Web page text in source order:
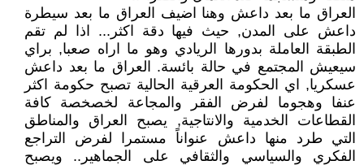
العراق ما بعد داعش وهنا اضيف العراق ما بعد سيطرة
داعش على المدن, حيث فيها دقة اكثر... اذا لم تقم
الطبقة العاملة بدورها الريادي وهو ما اراه صعبا, براي
سيعيش المجتمع في حالة بائسة. العراق ما بعد داعش
عسكريا, اي الحكومة العرقية الحالية تصبح حكومة اكثر
عنفا وهجوما لفرض الفقر والمجاعة لخصخصة كافة
القطاعات الخدمية والانتاجية, يصبح العراق والمناطق
التي طرد منها داعش عنواناً مستمرا لفرض التراجع
الفكري والسياسي والثقافي على الجماهير.. ويصبح